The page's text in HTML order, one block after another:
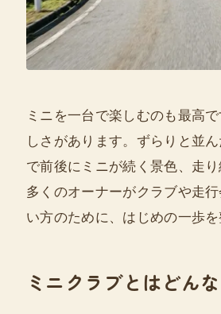
ミニを一台で楽しむのも最高
しさがあります。ずらりと並
で前後にミニが続く景色、走
多くのオーナーがクラブや走
い方のために、はじめの一歩を
ミニクラブとはどん